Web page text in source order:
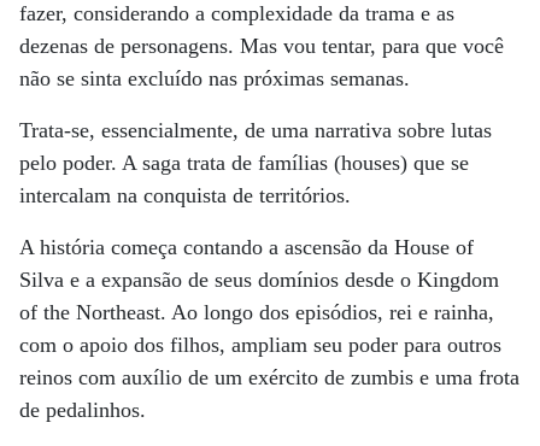
fazer, considerando a complexidade da trama e as
dezenas de personagens. Mas vou tentar, para que você
não se sinta excluído nas próximas semanas.
Trata-se, essencialmente, de uma narrativa sobre lutas
pelo poder. A saga trata de famílias (houses) que se
intercalam na conquista de territórios.
A história começa contando a ascensão da House of
Silva e a expansão de seus domínios desde o Kingdom
of the Northeast. Ao longo dos episódios, rei e rainha,
com o apoio dos filhos, ampliam seu poder para outros
reinos com auxílio de um exército de zumbis e uma frota
de pedalinhos.